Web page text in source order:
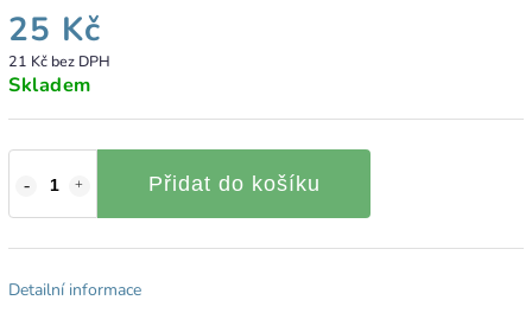
25 Kč
21 Kč bez DPH
Skladem
Přidat do košíku
Detailní informace